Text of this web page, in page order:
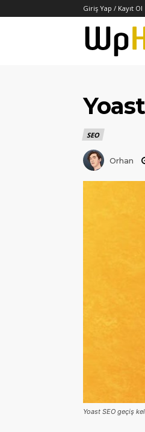
Giriş Yap / Kayıt Ol
SEO
Orhan
Yoast SEO geçiş